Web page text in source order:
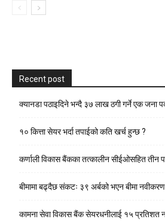
Recent post
क्यानडा पठाइदिने भन्दै ३७ लाख ठगी गर्ने एक जना
१० कित्ता सेयर भर्दा तपाईको कति खर्च हुन्छ ?
कर्णाली विकास बैंकका तत्कालीन सीईओसहित तीन
बीमामा बढ्दैछ संकटः ३९ अर्बको भएन बीमा नवीकरण
कामना सेवा विकास बैंक सेयरधनीलाई १५ प्रतिशत